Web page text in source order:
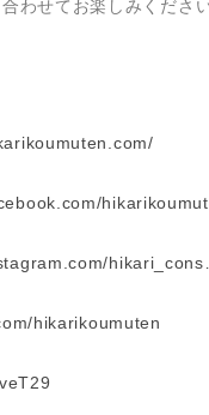
わせてお楽しみください
hikarikoumuten